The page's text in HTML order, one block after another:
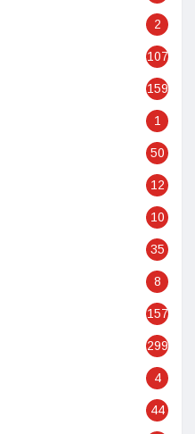
2
107
159
1
50
12
10
35
8
157
299
4
44